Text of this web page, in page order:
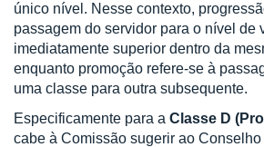
único nível. Nesse contexto,
passagem do servidor para o nível de
imediatamente superior dentro da
enquanto promoção refere-se à
uma classe para outra subsequente.
Especificamente para a Classe D
cabe à Comissão sugerir ao